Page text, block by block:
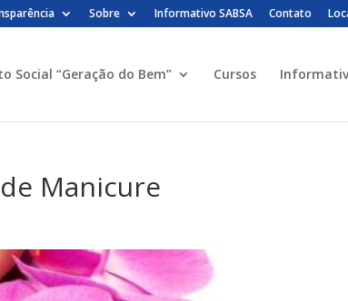
Sobre Informativo SABSA Contato
Social “Geração do Bem” Cursos
Manicure